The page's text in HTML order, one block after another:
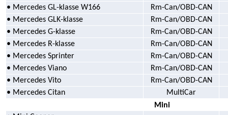
• Mercedes GL-klasse W166
Rm-Can/OBD-CAN
• Mercedes GLK-klasse
Rm-Can/OBD-CAN
• Mercedes G-klasse
Rm-Can/OBD-CAN
• Mercedes R-klasse
Rm-Can/OBD-CAN
• Mercedes Sprinter
Rm-Can/OBD-CAN
• Mercedes Viano
Rm-Can/OBD-CAN
• Mercedes Vito
Rm-Can/OBD-CAN
• Mercedes Citan
MultiCar
Mini